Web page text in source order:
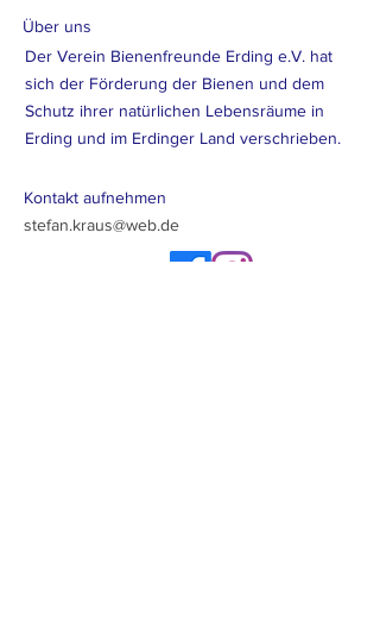
Über uns
Der Verein Bienenfreunde Erding e.V. hat
sich der Förderung der Bienen und dem
Schutz ihrer natürlichen Lebensräume in
Erding und im Erdinger Land verschrieben.
Kontakt aufnehmen
stefan.kraus@web.de